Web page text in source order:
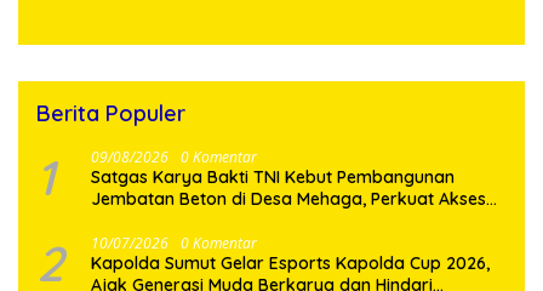
Berita Populer
1 09/08/2026 0 Komentar
Satgas Karya Bakti TNI Kebut Pembangunan
Jembatan Beton di Desa Mehaga, Perkuat Akses
2 10/07/2026 0 Komentar
Kapolda Sumut Gelar Esports Kapolda Cup 2026,
Ajak Generasi Muda Berkarya dan Hindari